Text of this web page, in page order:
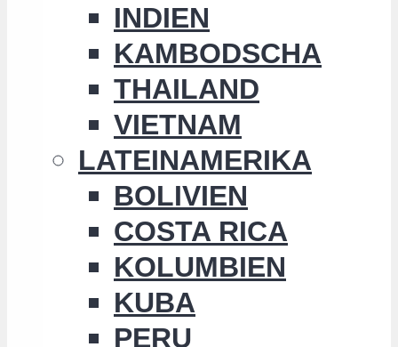
INDIEN
KAMBODSCHA
THAILAND
VIETNAM
LATEINAMERIKA
BOLIVIEN
COSTA RICA
KOLUMBIEN
KUBA
PERU